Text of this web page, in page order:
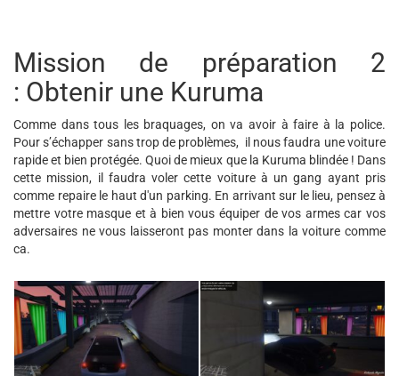
Mission de préparation 2
: Obtenir une Kuruma
Comme dans tous les braquages, on va avoir à faire à la police.
Pour s’échapper sans trop de problèmes, il nous faudra une voiture
rapide et bien protégée. Quoi de mieux que la Kuruma blindée ! Dans
cette mission, il faudra voler cette voiture à un gang ayant pris
comme repaire le haut d'un parking. En arrivant sur le lieu, pensez à
mettre votre masque et à bien vous équiper de vos armes car vos
adversaires ne vous laisseront pas monter dans la voiture comme
ca.